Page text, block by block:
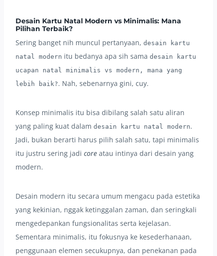
Desain Kartu Natal Modern vs Minimalis: Mana
Pilihan Terbaik?
Sering banget nih muncul pertanyaan, desain kartu
natal modern itu bedanya apa sih sama desain kartu
ucapan natal minimalis vs modern, mana yang
lebih baik?. Nah, sebenarnya gini, cuy.
Konsep minimalis itu bisa dibilang salah satu aliran
yang paling kuat dalam desain kartu natal modern.
Jadi, bukan berarti harus pilih salah satu, tapi minimalis
itu justru sering jadi core atau intinya dari desain yang
modern.
Desain modern itu secara umum mengacu pada estetika
yang kekinian, nggak ketinggalan zaman, dan seringkali
mengedepankan fungsionalitas serta kejelasan.
Sementara minimalis, itu fokusnya ke kesederhanaan,
penggunaan elemen secukupnya, dan penekanan pada